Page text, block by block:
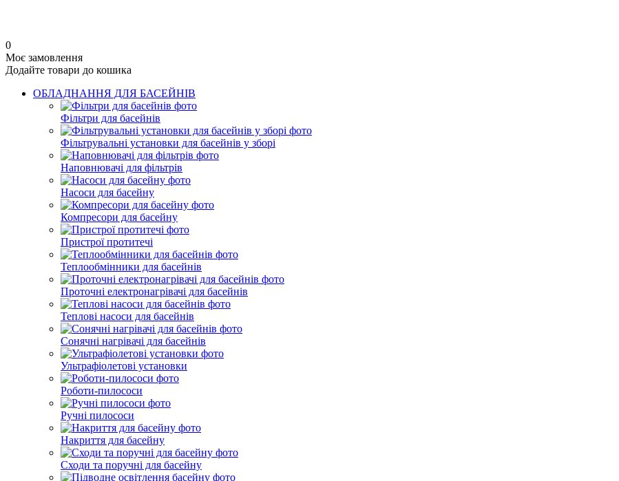
0
Моє замовлення
Додайте товари до кошика
ОБЛАДНАННЯ ДЛЯ БАСЕЙНІВ
Фільтри для басейнів
Фільтрувальні установки для басейнів у зборі
Наповнювачі для фільтрів
Насоси для басейну
Компресори для басейну
Пристрої протитечі
Теплообмінники для басейнів
Проточні електронагрівачі для басейнів
Теплові насоси для басейнів
Сонячні нагрівачі для басейнів
Ультрафіолетові установки
Роботи-пилососи
Ручні пилососи
Накриття для басейну
Сходи та поручні для басейну